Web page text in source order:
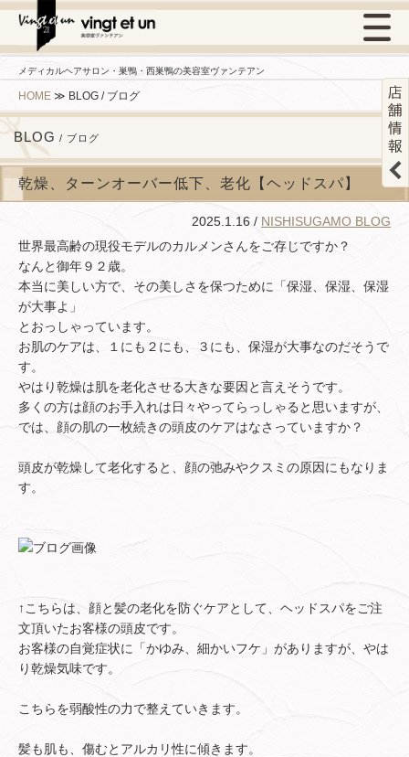
メディカルヘアサロン・巣鴨・西巣鴨の美容室ヴァンテアン
HOME ≫ BLOG / ブログ
BLOG / ブログ
乾燥、ターンオーバー低下、老化【ヘッドスパ】
2025.1.16 / NISHISUGAMO BLOG
世界最高齢の現役モデルのカルメンさんをご存じですか？
なんと御年９２歳。
本当に美しい方で、その美しさを保つために「保湿、保湿、保湿
が大事よ」
とおっしゃっています。
お肌のケアは、１にも２にも、３にも、保湿が大事なのだそうで
す。
やはり乾燥は肌を老化させる大きな要因と言えそうです。
多くの方は顔のお手入れは日々やってらっしゃると思いますが、
では、顔の肌の一枚続きの頭皮のケアはなさっていますか？
頭皮が乾燥して老化すると、顔の弛みやクスミの原因にもなりま
す。
↑こちらは、顔と髪の老化を防ぐケアとして、ヘッドスパをご注
文頂いたお客様の頭皮です。
お客様の自覚症状に「かゆみ、細かいフケ」がありますが、やは
り乾燥気味です。
こちらを弱酸性の力で整えていきます。
髪も肌も、傷むとアルカリ性に傾きます。